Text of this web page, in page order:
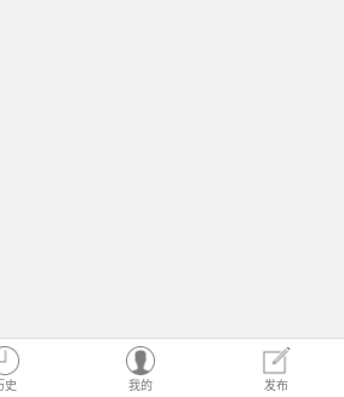
史 我的 发布